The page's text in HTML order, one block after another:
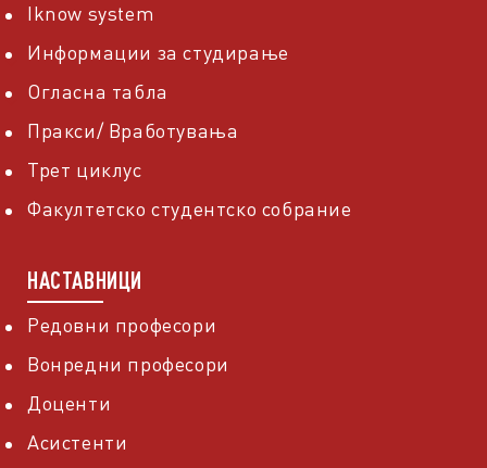
Iknow system
Информации за студирање
Огласна табла
Пракси/ Вработувања
Трет циклус
Факултетско студентско собрание
НАСТАВНИЦИ
Редовни професори
Вонредни професори
Доценти
Асистенти